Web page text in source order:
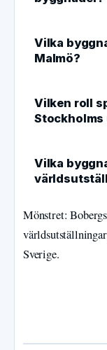
Vilka
Malmö?
Vilken roll
Vilka
Mönstret:
Sverige.